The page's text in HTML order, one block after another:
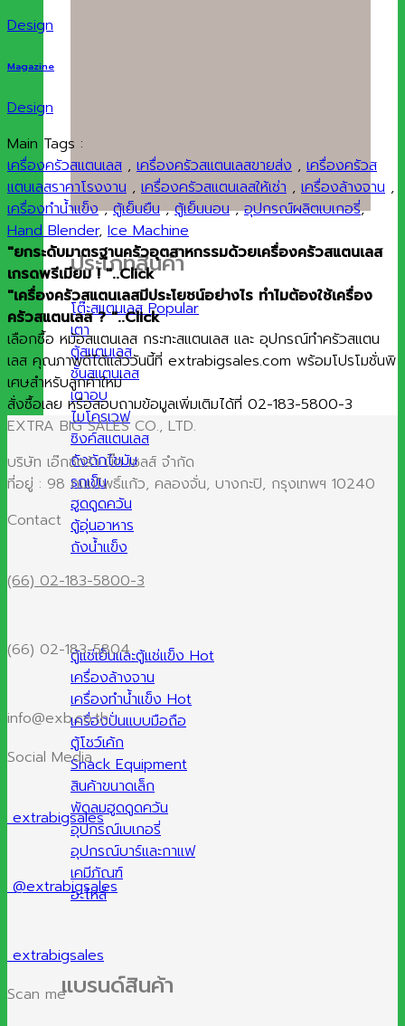
ประเภทสินค้า
โต๊ะสแตนเลส
เตา
ตู้สแตนเลส
ชั้นสแตนเลส
เตาอบ
ไมโครเวฟ
ซิงค์สแตนเลส
ถังดักไขมัน
รถเข็น
ฮูดดูดควัน
ตู้อุ่นอาหาร
ถังน้ำแข็ง
ตู้แช่เย็นและตู้แช่แข็ง
เครื่องล้างจาน
เครื่องทำน้ำแข็ง
เครื่องปั่นแบบมือถือ
ตู้โชว์เค้ก
Snack Equipment
สินค้าขนาดเล็ก
พัดลมฮูดดูดควัน
อุปกรณ์เบเกอรี่
อุปกรณ์บาร์และกาแฟ
เคมีภัณฑ์
อะไหล่
แบรนด์สินค้า
Design
Magazine
Design
Main Tags :
เครื่องครัวสแตนเลส , เครื่องครัวสแตนเลสขายส่ง , เครื่องครัวส
แตนเลสราคาโรงงาน , เครื่องครัวสแตนเลสให้เช่า , เครื่องล้างจาน ,
เครื่องทำน้ำแข็ง,ตู้เย็นยืน,ตู้เย็นนอน,อุปกรณ์ผลิตเบเกอรี่,
Hand Blender, Ice Machine
"ยกระดับมาตรฐานครัวอุตสาหกรรมด้วยเครื่องครัวสแตนเลส
เกรดพรีเมียม ! "..Click
"เครื่องครัวสแตนเลสมีประโยชน์อย่างไร ทำไมต้องใช้เครื่อง
ครัวสแตนเลส ? "..Click
เลือกซื้อ หม้อสแตนเลส กระทะสแตนเลส และ อุปกรณ์ทำครัวสแตน
เลส คุณภาพดีได้แล้ววันนี้ที่ extrabigsales.com พร้อมโปรโมชั่นพิ
เศษสำหรับลูกค้าใหม่
สั่งซื้อเลย หรือสอบถามข้อมูลเพิ่มเติมได้ที่ 02-183-5800-3
EXTRA BIG SALES CO., LTD.
บริษัท เอ๊กซ์ตร้า บิ๊ก เซลส์ จำกัด
ที่อยู่ : 98 ถนนโพธิ์แก้ว, คลองจั่น, บางกะปิ, กรุงเทพฯ 10240
Contact
(66) 02-183-5800-3
(66) 02-183-5804
info@exb.co.th
Social Media
extrabigsales
@extrabigsales
extrabigsales
Scan me